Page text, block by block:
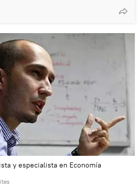
y especialista en Economía